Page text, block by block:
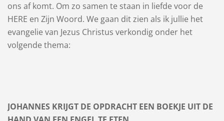
ons af komt. Om zo samen te staan in liefde voor de
HERE en Zijn Woord. We gaan dit zien als ik jullie het
evangelie van Jezus Christus verkondig onder het
volgende thema:
JOHANNES KRIJGT DE OPDRACHT EEN BOEKJE UIT DE